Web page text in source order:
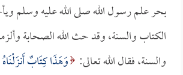
بحر علم رسول الله صلى الله عليه وسلم
الكتاب والسنة، وقد حث الله الصحابة
والسنة، فقال الله تعالى: وَهَذَا كِتَابٌ